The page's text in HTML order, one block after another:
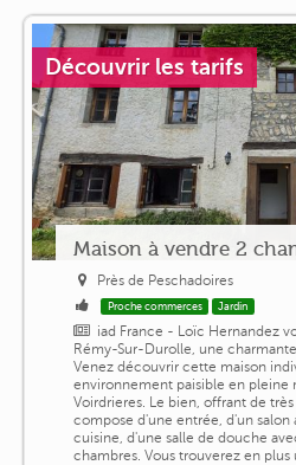
Découvrir les tarifs
Maison à vendre 2
Près de Peschadoires
Proche commerces Jardin
iad France - Loïc Hernandez
Rémy-Sur-Durolle, une
Venez découvrir cette maison
environnement paisible en pleine
Voirdrieres. Le bien, offrant de
compose d'une entrée, d'un salon
cuisine, d'une salle de douche
chambres. Vous trouverez en plus